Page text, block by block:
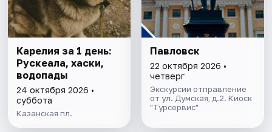
Карелия за 1 день:
Рускеала, хаски,
водопады
24 октября 2026 •
суббота
Казанская пл.
Павловск
22 октября 2026 •
четверг
Экскурсии отправление
от ул. Думская, д.2. Киоск
"Турсервис"